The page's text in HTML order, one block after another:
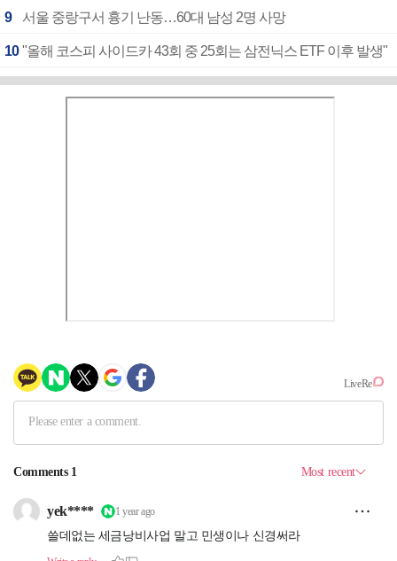
9 서울 중랑구서 흉기 난동…60대 남성 2명 사망
10 "올해 코스피 사이드카 43회 중 25회는 삼전닉스 ETF 이후 발생"